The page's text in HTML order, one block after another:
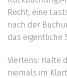
Recht, eine
nach der
das eigentliche
Viertens: Halte
niemals im